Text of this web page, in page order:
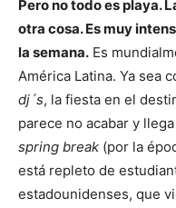
Pero no todo es playa.
otra cosa. Es muy
la semana. Es
América Latina. Ya sea
dj´s, la fiesta en el
parece no acabar y
spring break (por la
está repleto de
estadounidenses, que